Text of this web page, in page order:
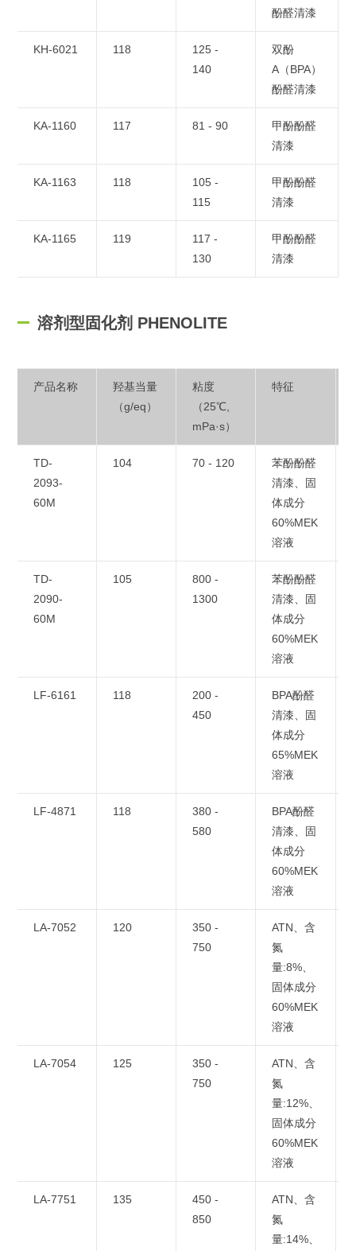
酚醛清漆
KH-6021 118
125 -
140
双酚
A（BPA）
酚醛清漆
KA-1160 117 81 - 90
甲酚酚醛
清漆
KA-1163 118
105 -
115
甲酚酚醛
清漆
KA-1165 119
117 -
130
甲酚酚醛
清漆
溶剂型固化剂 PHENOLITE
产品名称
羟基当量
（g/eq）
粘度
（25℃,
mPa·s）
特征
TD-
2093-
60M
104 70 - 120
苯酚酚醛
清漆、固
体成分
60%MEK
溶液
TD-
2090-
60M
105
800 -
1300
苯酚酚醛
清漆、固
体成分
60%MEK
溶液
LF-6161 118
200 -
450
BPA酚醛
清漆、固
体成分
65%MEK
溶液
LF-4871 118
380 -
580
BPA酚醛
清漆、固
体成分
60%MEK
溶液
LA-7052 120
350 -
750
ATN、含
氮
量:8%、
固体成分
60%MEK
溶液
LA-7054 125
350 -
750
ATN、含
氮
量:12%、
固体成分
60%MEK
溶液
LA-7751 135
450 -
850
ATN、含
氮
量:14%、